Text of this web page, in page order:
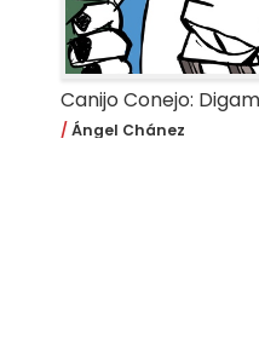
Canijo Conejo:
Ángel Chánez